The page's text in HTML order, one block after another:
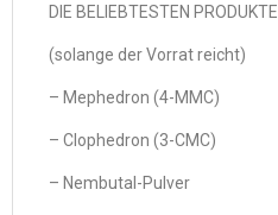
DIE BELIEBTESTEN PRODUKTE
(solange der Vorrat reicht)
– Mephedron (4-MMC)
– Clophedron (3-CMC)
– Nembutal-Pulver